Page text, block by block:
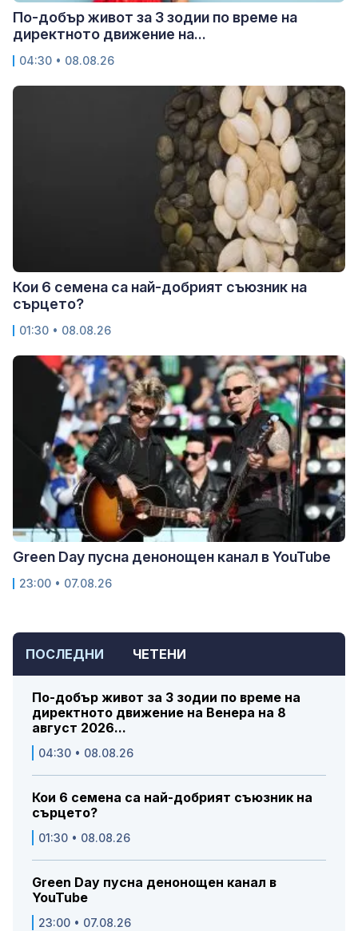
ПОСЛЕДНИ ЧЕТЕНИ
По-добър живот за 3 зодии по време на
директното движение на Венера на 8
август 2026...
04:30 • 08.08.26
Кои 6 семена са най-добрият съюзник на
сърцето?
01:30 • 08.08.26
Green Day пусна денонощен канал в
YouTube
23:00 • 07.08.26
По-добър живот за 3 зодии по време на
директното движение на...
04:30 • 08.08.26
Кои 6 семена са най-добрият съюзник на
сърцето?
01:30 • 08.08.26
Green Day пусна денонощен канал в YouTube
23:00 • 07.08.26